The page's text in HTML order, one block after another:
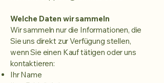
Welche Daten wir sammeln
Wir sammeln nur die Informationen, die
Sie uns direkt zur Verfügung stellen,
wenn Sie einen Kauf tätigen oder uns
kontaktieren:
Ihr Name